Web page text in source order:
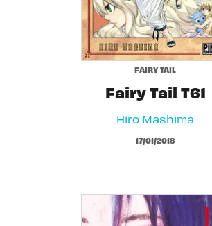
FAIRY TAIL
Fairy Tail T61
Hiro Mashima
17/01/2018